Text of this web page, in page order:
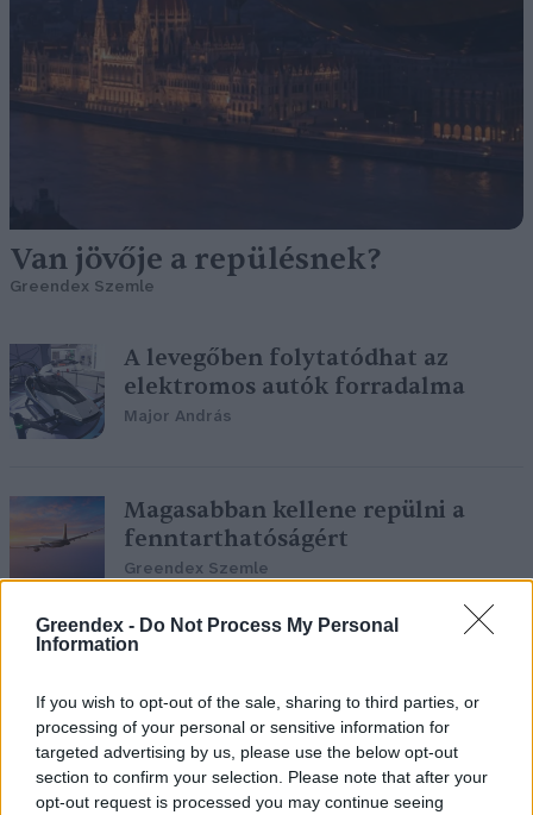
Greendex - Do Not Process My Personal
Information
If you wish to opt-out of the sale, sharing to third parties, or
processing of your personal or sensitive information for
targeted advertising by us, please use the below opt-out
section to confirm your selection. Please note that after your
opt-out request is processed you may continue seeing
Van jövője a repülésnek?
Greendex Szemle
A levegőben folytatódhat az
elektromos autók forradalma
Major András
Magasabban kellene repülni a
fenntarthatóságért
Greendex Szemle
üzemanyagot teszteltek
Greendex Szemle